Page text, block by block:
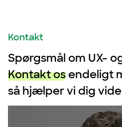
Kontakt
Spørgsmål om UX-
Kontakt os endeligt
så hjælper vi dig